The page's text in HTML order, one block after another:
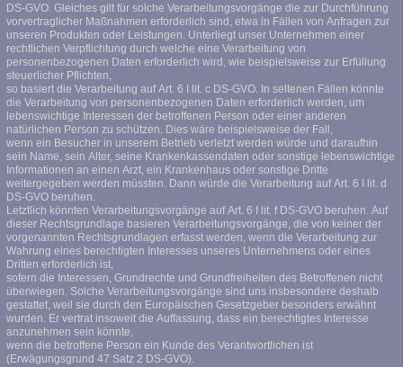
DS-GVO. Gleiches gilt für solche Verarbeitungsvorgänge die zur Durchführung
vorvertraglicher Maßnahmen erforderlich sind, etwa in Fällen von Anfragen zur
unseren Produkten oder Leistungen. Unterliegt unser Unternehmen einer
rechtlichen Verpflichtung durch welche eine Verarbeitung von
personenbezogenen Daten erforderlich wird, wie beispielsweise zur Erfüllung
steuerlicher Pflichten,
so basiert die Verarbeitung auf Art. 6 I lit. c DS-GVO. In seltenen Fällen könnte
die Verarbeitung von personenbezogenen Daten erforderlich werden, um
lebenswichtige Interessen der betroffenen Person oder einer anderen
natürlichen Person zu schützen. Dies wäre beispielsweise der Fall,
wenn ein Besucher in unserem Betrieb verletzt werden würde und daraufhin
sein Name, sein Alter, seine Krankenkassendaten oder sonstige lebenswichtige
Informationen an einen Arzt, ein Krankenhaus oder sonstige Dritte
weitergegeben werden müssten. Dann würde die Verarbeitung auf Art. 6 I lit. d
DS-GVO beruhen.
Letztlich könnten Verarbeitungsvorgänge auf Art. 6 I lit. f DS-GVO beruhen. Auf
dieser Rechtsgrundlage basieren Verarbeitungsvorgänge, die von keiner der
vorgenannten Rechtsgrundlagen erfasst werden, wenn die Verarbeitung zur
Wahrung eines berechtigten Interesses unseres Unternehmens oder eines
Dritten erforderlich ist,
sofern die Interessen, Grundrechte und Grundfreiheiten des Betroffenen nicht
überwiegen. Solche Verarbeitungsvorgänge sind uns insbesondere deshalb
gestattet, weil sie durch den Europäischen Gesetzgeber besonders erwähnt
wurden. Er vertrat insoweit die Auffassung, dass ein berechtigtes Interesse
anzunehmen sein könnte,
wenn die betroffene Person ein Kunde des Verantwortlichen ist
(Erwägungsgrund 47 Satz 2 DS-GVO).